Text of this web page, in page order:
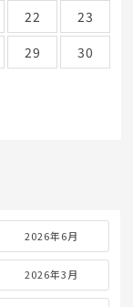
22
23
29
30
2026年6月
2026年3月